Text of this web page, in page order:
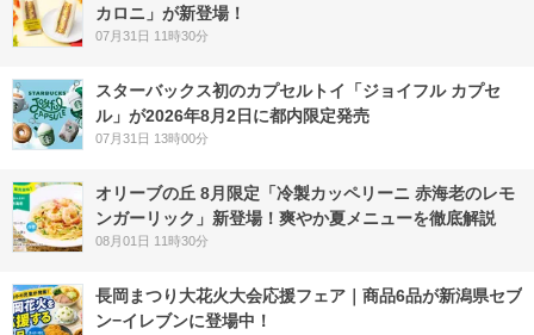
カロニ」が新登場！
07月31日 11時30分
スターバックス初のカプセルトイ「ジョイフル カプセ
ル」が2026年8月2日に都内限定発売
07月31日 13時00分
オリーブの丘 8月限定「冷製カッペリーニ 赤海老のレモ
ンガーリック」新登場！爽やか夏メニューを徹底解説
08月01日 11時30分
長岡まつり大花火大会応援フェア｜商品6品が新潟県セブ
ン−イレブンに登場中！